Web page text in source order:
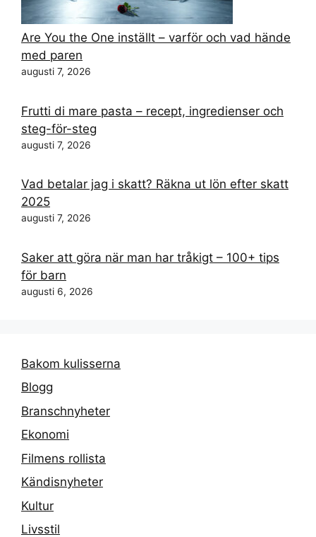
Are You the One inställt – varför och vad hände
med paren
augusti 7, 2026
Frutti di mare pasta – recept, ingredienser och
steg-för-steg
augusti 7, 2026
Vad betalar jag i skatt? Räkna ut lön efter skatt
2025
augusti 7, 2026
Saker att göra när man har tråkigt – 100+ tips
för barn
augusti 6, 2026
Bakom kulisserna
Blogg
Branschnyheter
Ekonomi
Filmens rollista
Kändisnyheter
Kultur
Livsstil